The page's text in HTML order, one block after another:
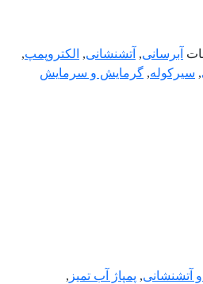
آبرسانی, آتشنشانی, الکتروپمپ,
, سیرکوله, گرمایش و سرمایش
آتشنشانی, پمپاژ آب تمیز ,